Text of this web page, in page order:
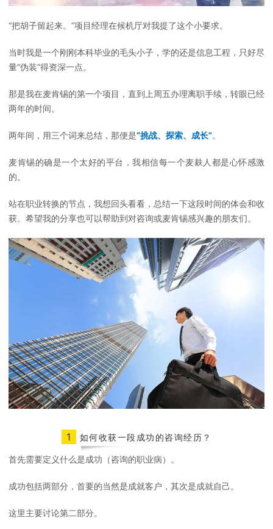
“把胡子留起来。”项目经理在候机厅对我提了这个小要求。
当时我是一个刚刚本科毕业的毛头小子，学的还是信息工程，只好尽
量“伪装”得资深一点。
那是我在麦肯锡的第一个项目，直到上周五办理离职手续，转眼已经
两年的时间。
两年间，用三个词来总结，那便是“挑战、探索、成长”。
麦肯锡的确是一个太好的平台，我相信每一个麦麸人都是心怀感激
的。
站在职业转换的节点，我想回头看看，总结一下这段时间的体会和收
获。希望我的分享也可以帮助到对咨询或麦肯锡感兴趣的朋友们。
1 如何收获一段成功的咨询经历？
首先需要定义什么是成功（咨询的职业病）。
成功包括两部分，首要的当然是成就客户，其次是成就自己。
这里主要讨论第二部分。